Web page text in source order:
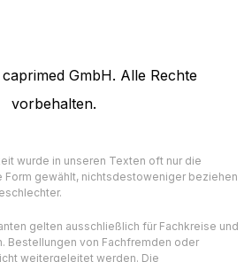
GmbH. Alle Rechte
vorbehalten.
wurde in unseren Texten oft nur die
Form gewählt, nichtsdestoweniger beziehen
gelten ausschließlich für Fachkreise und
Bestellungen von Fachfremden oder
weitergeleitet werden. Die